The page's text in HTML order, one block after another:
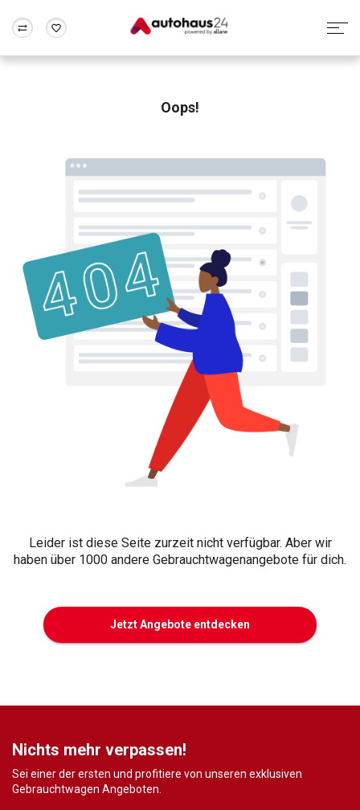
Rund um die Inzahlungnahme
Oops!
Leider ist diese Seite zurzeit nicht verfügbar. Aber wir
haben über 1000 andere Gebrauchtwagenangebote für dich.
Jetzt Angebote entdecken
Nichts mehr verpassen!
Sei einer der ersten und profitiere von unseren exklusiven
Gebrauchtwagen Angeboten.